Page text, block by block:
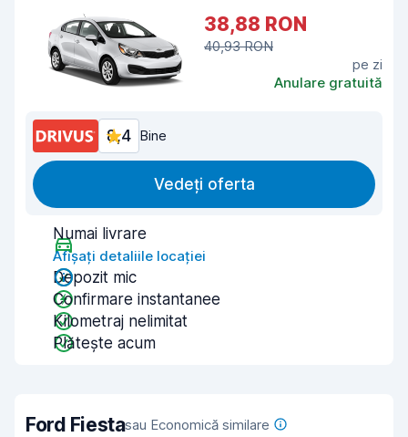
38,88 RON
40,93 RON
pe zi
Anulare gratuită
8,4 Bine
Vedeți oferta
Numai livrare
Afișați detaliile locației
Depozit mic
Confirmare instantanee
Kilometraj nelimitat
Plătește acum
Ford Fiestasau Economică similare